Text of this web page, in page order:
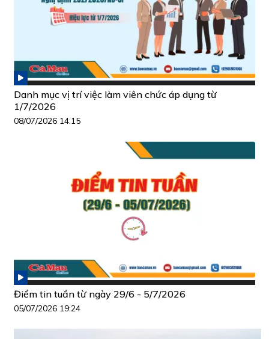
Danh mục vị trí việc làm viên chức áp dụng từ
1/7/2026
08/07/2026 14:15
Điểm tin tuần từ ngày 29/6 - 5/7/2026
05/07/2026 19:24